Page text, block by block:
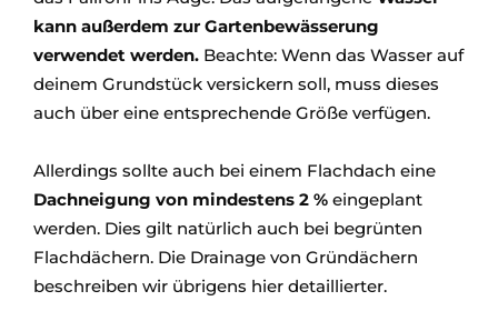
kann außerdem zur Gartenbewässerung
verwendet werden. Beachte: Wenn das Wasser auf
deinem Grundstück versickern soll, muss dieses
auch über eine entsprechende Größe verfügen.
Allerdings sollte auch bei einem Flachdach eine
Dachneigung von mindestens 2 % eingeplant
werden. Dies gilt natürlich auch bei begrünten
Flachdächern. Die Drainage von Gründächern
beschreiben wir übrigens hier detaillierter.